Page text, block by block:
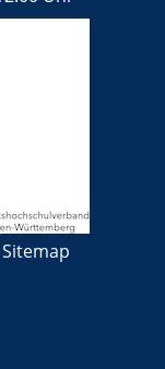
Sitemap